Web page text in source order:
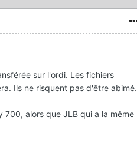
sur l'ordi. Les fichiers
Ils ne risquent pas d'être abimé.
700, alors que JLB qui a la même